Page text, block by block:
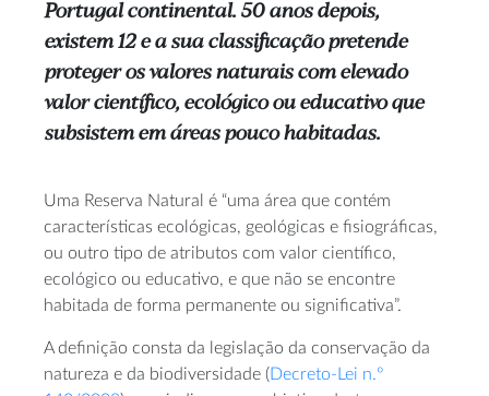
Portugal continental. 50 anos depois,
existem 12 e a sua classificação pretende
proteger os valores naturais com elevado
valor científico, ecológico ou educativo que
subsistem em áreas pouco habitadas.
Uma Reserva Natural é “uma área que contém
características ecológicas, geológicas e fisiográficas,
ou outro tipo de atributos com valor científico,
ecológico ou educativo, e que não se encontre
habitada de forma permanente ou significativa”.
A definição consta da legislação da conservação da
natureza e da biodiversidade (Decreto-Lei n.º